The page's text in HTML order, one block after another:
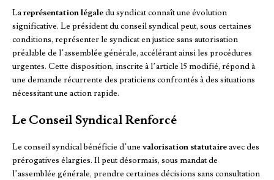
Lareprésentation légaledu syndicat connaît une évolution
significative. Le président du conseil syndical peut, sous certaines
conditions, représenter le syndicat en justice sans autorisation
préalable de l’assemblée générale, accélérant ainsi les procédures
urgentes. Cette disposition, inscrite à l’article 15 modifié, répond à
une demande récurrente des praticiens confrontés à des situations
nécessitant une action rapide.
Le Conseil Syndical Renforcé
Le conseil syndical bénéficie d’une valorisation statutaireavec des
prérogatives élargies. Il peut désormais, sous mandat de
l’assemblée générale, prendre certaines décisions sans consultation